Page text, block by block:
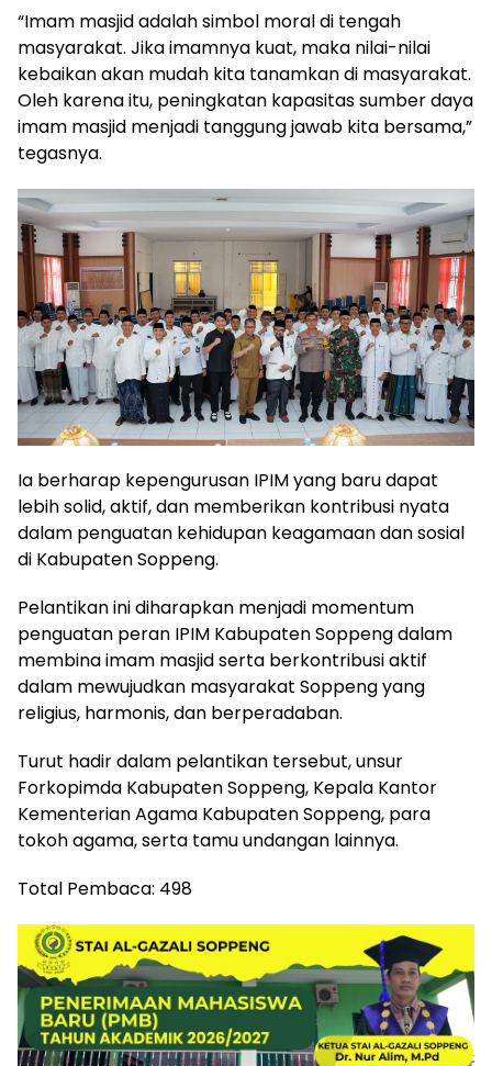
“Imam masjid adalah simbol moral di tengah
masyarakat. Jika imamnya kuat, maka nilai-nilai
kebaikan akan mudah kita tanamkan di masyarakat.
Oleh karena itu, peningkatan kapasitas sumber daya
imam masjid menjadi tanggung jawab kita bersama,”
tegasnya.
Ia berharap kepengurusan IPIM yang baru dapat
lebih solid, aktif, dan memberikan kontribusi nyata
dalam penguatan kehidupan keagamaan dan sosial
di Kabupaten Soppeng.
Pelantikan ini diharapkan menjadi momentum
penguatan peran IPIM Kabupaten Soppeng dalam
membina imam masjid serta berkontribusi aktif
dalam mewujudkan masyarakat Soppeng yang
religius, harmonis, dan berperadaban.
Turut hadir dalam pelantikan tersebut, unsur
Forkopimda Kabupaten Soppeng, Kepala Kantor
Kementerian Agama Kabupaten Soppeng, para
tokoh agama, serta tamu undangan lainnya.
Total Pembaca: 498